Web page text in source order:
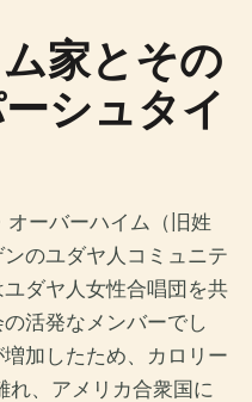
家とその
シュタイ
ーバーハイム（旧姓
のユダヤ人コミュニテ
ダヤ人女性合唱団を共
活発なメンバーでし
加したため、カロリー
れ、アメリカ合衆国に